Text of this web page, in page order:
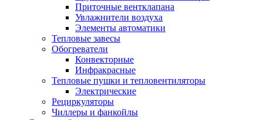
Приточные вентклапана
Увлажнители воздуха
Элементы автоматики
Тепловые завесы
Обогреватели
Конвекторные
Инфракрасные
Тепловые пушки и тепловентиляторы
Электрические
Рециркуляторы
Чиллеры и фанкойлы